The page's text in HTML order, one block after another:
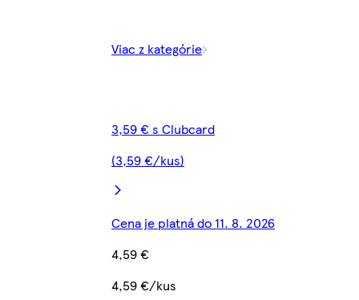
Viac z kategórie
3,59 € s Clubcard
(3,59 €/kus)
Cena je platná do 11. 8. 2026
4,59 €
4,59 €/kus